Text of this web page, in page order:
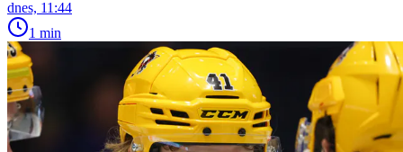
dnes, 11:44
1 min